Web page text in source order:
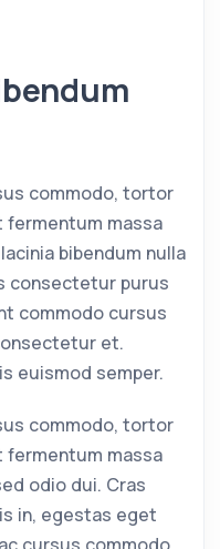
commodo, tortor
fermentum massa
bibendum nulla
consectetur purus
commodo cursus
et.
euismod semper.
commodo, tortor
fermentum massa
odio dui. Cras
in, egestas eget